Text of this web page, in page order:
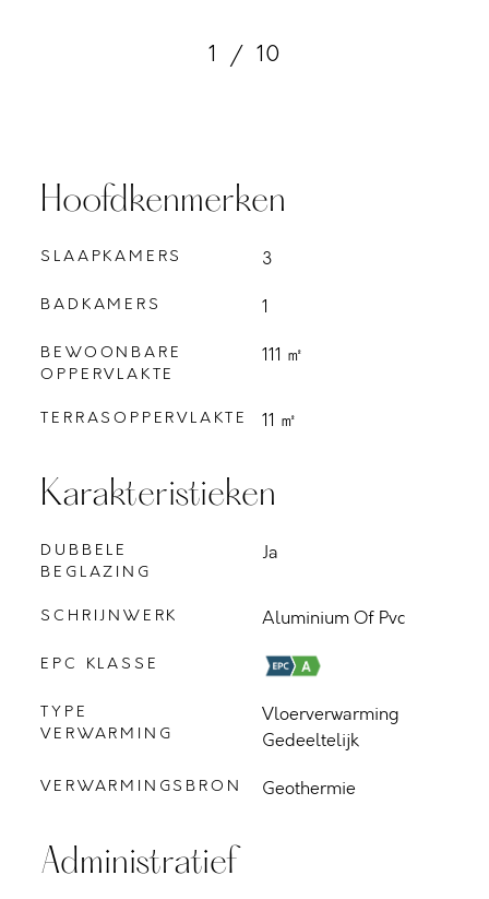
1 / 10
Hoofdkenmerken
SLAAPKAMERS 3
BADKAMERS 1
BEWOONBARE
OPPERVLAKTE
111 ㎡
TERRASOPPERVLAKTE 11 ㎡
Karakteristieken
DUBBELE
BEGLAZING
Ja
SCHRIJNWERK Aluminium Of Pvc
EPC KLASSE
TYPE
VERWARMING
Vloerverwarming
Gedeeltelijk
VERWARMINGSBRON Geothermie
Administratief